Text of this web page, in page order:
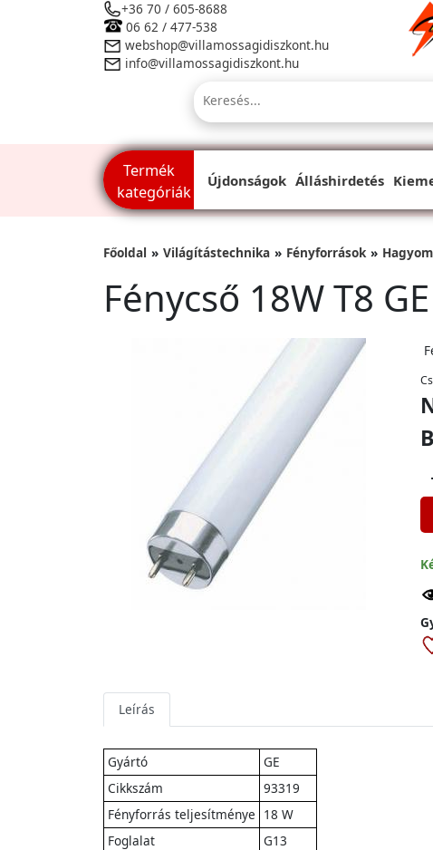
+36 70 / 605-8688
06 62 / 477-538
webshop@villamossagidiszkont.hu
info@villamossagidiszkont.hu
Termék
kategóriák
Újdonságok Álláshirdetés
Főoldal Világítástechnika Fényforrások
Fénycső 18W T8
Leírás
Gyártó
GE
Cikkszám
93319
Fényforrás teljesítménye 18 W
Foglalat
G13